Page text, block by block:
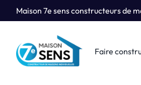
Passer
au
Maison 7e sens constructeurs de
Faire